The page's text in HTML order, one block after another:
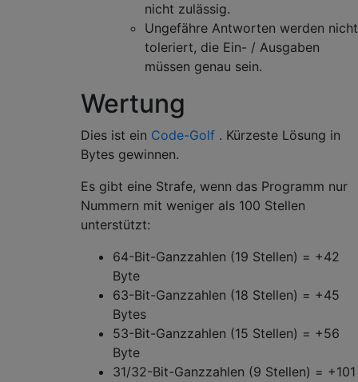
nicht zulässig.
Ungefähre Antworten werden nicht
toleriert, die Ein- / Ausgaben
müssen genau sein.
Wertung
Dies ist ein Code-Golf . Kürzeste Lösung in
Bytes gewinnen.
Es gibt eine Strafe, wenn das Programm nur
Nummern mit weniger als 100 Stellen
unterstützt:
64-Bit-Ganzzahlen (19 Stellen) = +42
Byte
63-Bit-Ganzzahlen (18 Stellen) = +45
Bytes
53-Bit-Ganzzahlen (15 Stellen) = +56
Byte
31/32-Bit-Ganzzahlen (9 Stellen) = +101